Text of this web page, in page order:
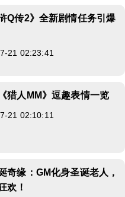
Q传2》全新剧情任务引爆
21 02:23:41
猎人MM》逗趣表情一览
21 02:10:11
奇缘：GM化身圣诞老人，
欢！